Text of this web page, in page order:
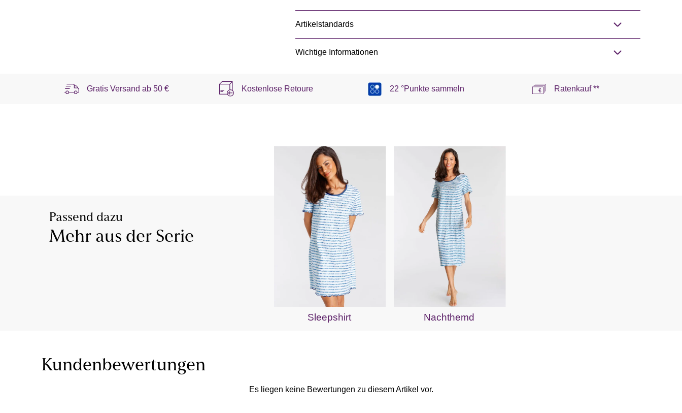
Artikelstandards
Wichtige Informationen
Gratis Versand ab 50 € Kostenlose Retoure 22 °Punkte sammeln Ratenkauf **
Passend dazu
Mehr aus der Serie
Sleepshirt Nachthemd
Kundenbewertungen
Es liegen keine Bewertungen zu diesem Artikel vor.